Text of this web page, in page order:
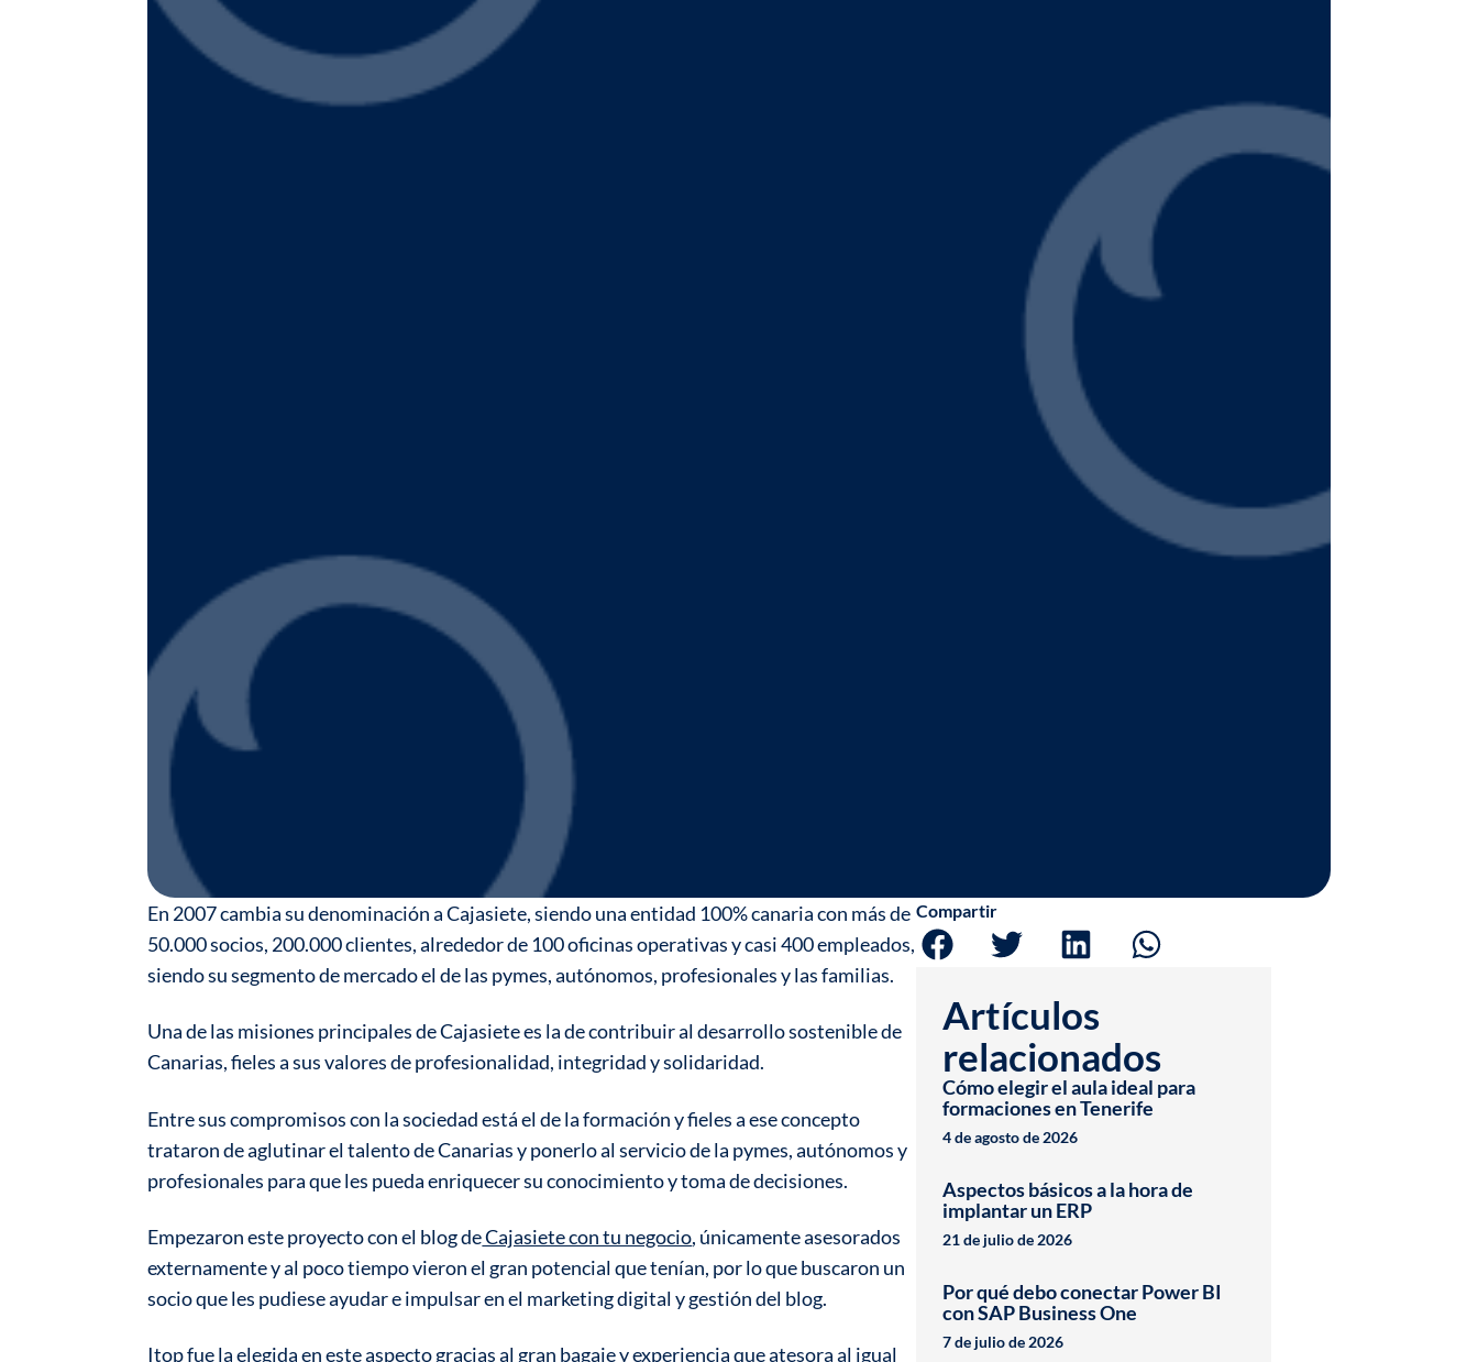
En 2007 cambia su denominación a Cajasiete, siendo una entidad 100% canaria con más de
50.000 socios, 200.000 clientes, alrededor de 100 oficinas operativas y casi 400 empleados,
siendo su segmento de mercado el de las pymes, autónomos, profesionales y las familias.
Una de las misiones principales de Cajasiete es la de contribuir al desarrollo sostenible de
Canarias, fieles a sus valores de profesionalidad, integridad y solidaridad.
Entre sus compromisos con la sociedad está el de la formación y fieles a ese concepto
trataron de aglutinar el talento de Canarias y ponerlo al servicio de la pymes, autónomos y
profesionales para que les pueda enriquecer su conocimiento y toma de decisiones.
Empezaron este proyecto con el blog deCajasiete con tu negocio, únicamente asesorados
externamente y al poco tiempo vieron el gran potencial que tenían, por lo que buscaron un
socio que les pudiese ayudar e impulsar en el marketing digital y gestión del blog.
Itopfue la elegida en este aspecto gracias al gran bagaje y experiencia que atesora al igual
Compartir
Artículos
relacionados
Cómo elegir el aula ideal para
formaciones en Tenerife
4 de agosto de 2026
Aspectos básicos a la hora de
implantar un ERP
21 de julio de 2026
Por qué debo conectar Power BI
con SAP Business One
7 de julio de 2026